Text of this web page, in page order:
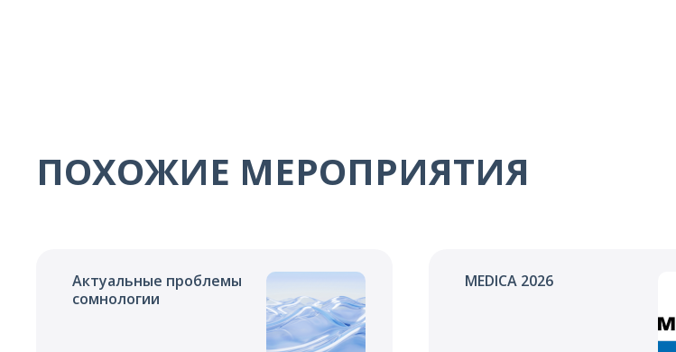
ПОХОЖИЕ МЕРОПРИЯТИЯ
Актуальные проблемы
сомнологии
MEDICA 2026